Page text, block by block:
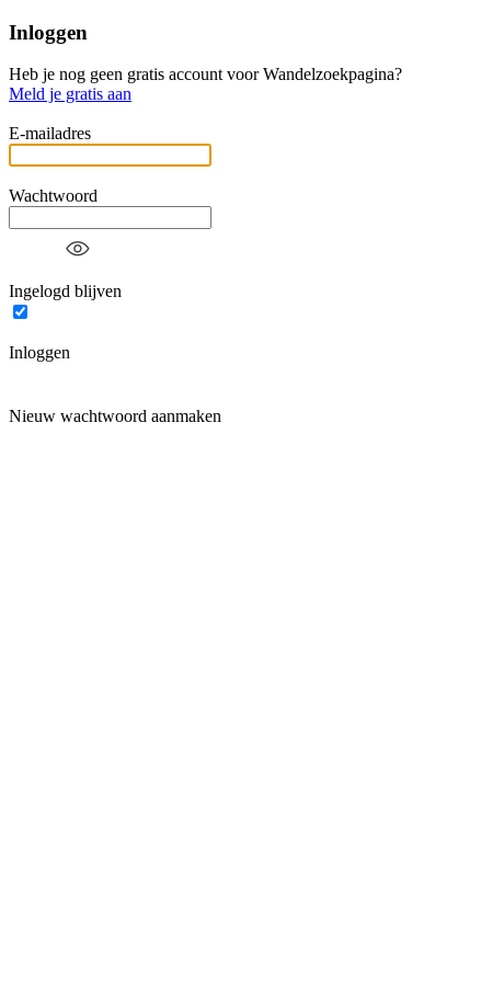
Inloggen
Heb je nog geen gratis account voor Wandelzoekpagina?
Meld je gratis aan
E-mailadres
Wachtwoord
Ingelogd blijven
Inloggen
Nieuw wachtwoord aanmaken